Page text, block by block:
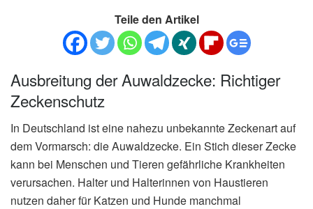
Teile den Artikel
Ausbreitung der Auwaldzecke: Richtiger
Zeckenschutz
In Deutschland ist eine nahezu unbekannte Zeckenart auf
dem Vormarsch: die Auwaldzecke. Ein Stich dieser Zecke
kann bei Menschen und Tieren gefährliche Krankheiten
verursachen. Halter und Halterinnen von Haustieren
nutzen daher für Katzen und Hunde manchmal